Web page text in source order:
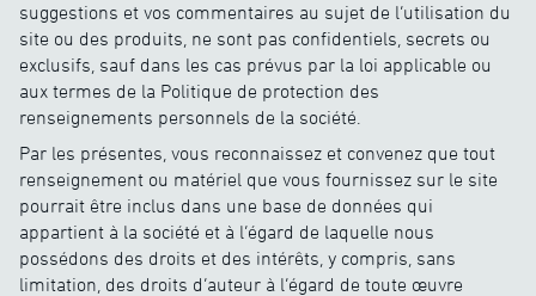
suggestions et vos commentaires au sujet de l’utilisation du
site ou des produits, ne sont pas confidentiels, secrets ou
exclusifs, sauf dans les cas prévus par la loi applicable ou
aux termes de la Politique de protection des
renseignements personnels de la société.
Par les présentes, vous reconnaissez et convenez que tout
renseignement ou matériel que vous fournissez sur le site
pourrait être inclus dans une base de données qui
appartient à la société et à l’égard de laquelle nous
possédons des droits et des intérêts, y compris, sans
limitation, des droits d’auteur à l’égard de toute œuvre